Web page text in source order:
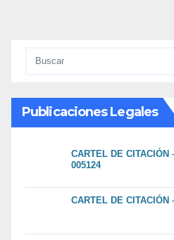
Publicaciones Legales
CARTEL DE CITACIÓN
005124
CARTEL DE CITACIÓN